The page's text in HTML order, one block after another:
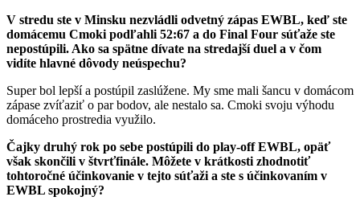
V stredu ste v Minsku nezvládli odvetný zápas EWBL, keď ste
domácemu Cmoki podľahli 52:67 a do Final Four súťaže ste
nepostúpili. Ako sa spätne dívate na stredajší duel a v čom
vidíte hlavné dôvody neúspechu?
Super bol lepší a postúpil zaslúžene. My sme mali šancu v domácom
zápase zvíťaziť o par bodov, ale nestalo sa. Cmoki svoju výhodu
domáceho prostredia využilo.
Čajky druhý rok po sebe postúpili do play-off EWBL, opäť
však skončili v štvrťfinále. Môžete v krátkosti zhodnotiť
tohtoročné účinkovanie v tejto súťaži a ste s účinkovaním v
EWBL spokojný?